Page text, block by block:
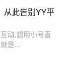
从此告别YY平
动,想用小号直
是...